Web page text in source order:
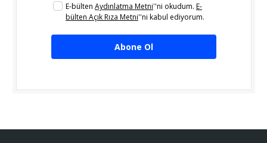
E-bülten Aydınlatma Metni''ni okudum. E-
bülten Açık Rıza Metni''ni kabul ediyorum.
Abone Ol